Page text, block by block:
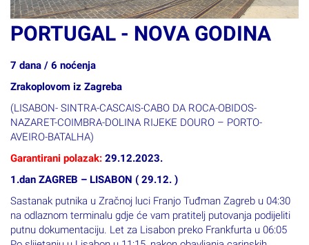
PORTUGAL - NOVA GODINA
Zrakoplovom iz Zagreba
(LISABON- SINTRA-CASCAIS-CABO DA ROCA-OBIDOS-
NAZARET-COIMBRA-DOLINA RIJEKE DOURO – PORTO-
AVEIRO-BATALHA)
Garantirani polazak:
1.dan ZAGREB – LISABON ( 29.12. )
Sastanak putnika u Zračnoj luci Franjo Tuđman Zagreb u 04:30
na odlaznom terminalu gdje će vam pratitelj putovanja podijeliti
putnu dokumentaciju. Let za Lisabon preko Frankfurta u 06:05
Po slijetanju u Lisabon u 11:15, nakon obavljanja carinskih